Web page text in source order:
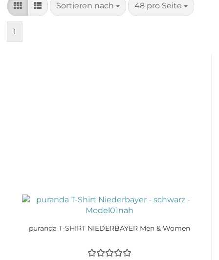
Sortieren nach
Sortieren nach 48 pro Seite
pro Seite
1
puranda T-SHIRT NIEDERBAYER Men & Women